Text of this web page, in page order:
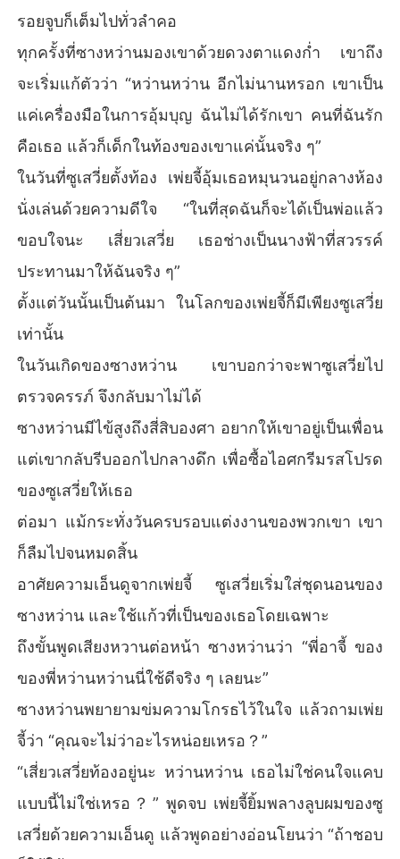
รอยจูบก็เต็มไปทั่วลำคอ
ทุกครั้งที่ซางหว่านมองเขาด้วยดวงตาแดงก่ำ เขาถึง
จะเริ่มแก้ตัวว่า “หว่านหว่าน อีกไม่นานหรอก เขาเป็น
แค่เครื่องมือในการอุ้มบุญ ฉันไม่ได้รักเขา คนที่ฉันรัก
คือเธอ แล้วก็เด็กในท้องของเขาแค่นั้นจริง ๆ”
ในวันที่ซูเสวี่ยตั้งท้อง เพ่ยจี้อุ้มเธอหมุนวนอยู่กลางห้อง
นั่งเล่นด้วยความดีใจ “ในที่สุดฉันก็จะได้เป็นพ่อแล้ว
ขอบใจนะ เสี่ยวเสวี่ย เธอช่างเป็นนางฟ้าที่สวรรค์
ประทานมาให้ฉันจริง ๆ”
ตั้งแต่วันนั้นเป็นต้นมา ในโลกของเพ่ยจี้ก็มีเพียงซูเสวี่ย
เท่านั้น
ในวันเกิดของซางหว่าน เขาบอกว่าจะพาซูเสวี่ยไป
ตรวจครรภ์ จึงกลับมาไม่ได้
ซางหว่านมีไข้สูงถึงสี่สิบองศา อยากให้เขาอยู่เป็นเพื่อน
แต่เขากลับรีบออกไปกลางดึก เพื่อซื้อไอศกรีมรสโปรด
ของซูเสวี่ยให้เธอ
ต่อมา แม้กระทั่งวันครบรอบแต่งงานของพวกเขา เขา
ก็ลืมไปจนหมดสิ้น
อาศัยความเอ็นดูจากเพ่ยจี้ ซูเสวี่ยเริ่มใส่ชุดนอนของ
ซางหว่าน และใช้แก้วที่เป็นของเธอโดยเฉพาะ
ถึงขั้นพูดเสียงหวานต่อหน้า ซางหว่านว่า “พี่อาจี้ ของ
ของพี่หว่านหว่านนี่ใช้ดีจริง ๆ เลยนะ”
ซางหว่านพยายามข่มความโกรธไว้ในใจ แล้วถามเพ่ย
จี้ว่า “คุณจะไม่ว่าอะไรหน่อยเหรอ？”
“เสี่ยวเสวี่ยท้องอยู่นะ หว่านหว่าน เธอไม่ใช่คนใจแคบ
แบบนี้ไม่ใช่เหรอ？” พูดจบ เพ่ยจี้ยิ้มพลางลูบผมของซู
เสวี่ยด้วยความเอ็นดู แล้วพูดอย่างอ่อนโยนว่า “ถ้าชอบ